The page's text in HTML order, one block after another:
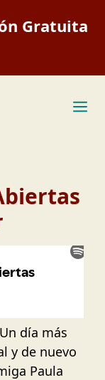
Gratuita
día más
y de nuevo
Paula